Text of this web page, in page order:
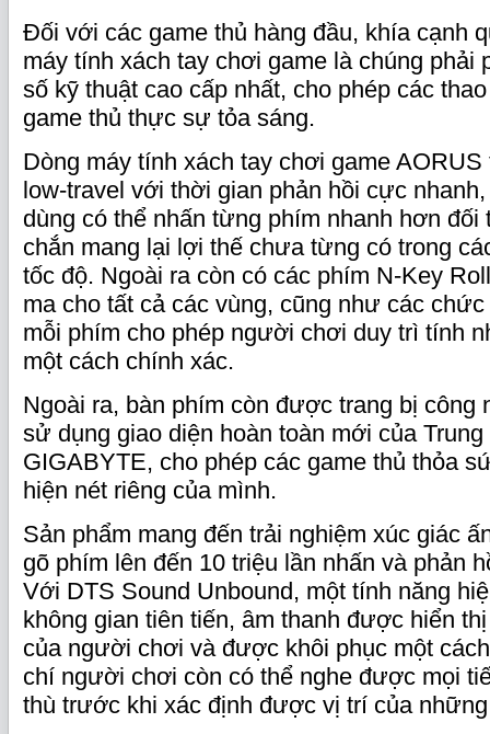
Đối với các game thủ hàng đầu, khía cạnh
máy tính xách tay chơi game là chúng phải
số kỹ thuật cao cấp nhất, cho phép các
game thủ thực sự tỏa sáng.
Dòng máy tính xách tay chơi game
low-travel với thời gian phản hồi cực
dùng có thể nhấn từng phím nhanh hơn đối
chắn mang lại lợi thế chưa từng có trong
tốc độ. Ngoài ra còn có các phím N-Key
ma cho tất cả các vùng, cũng như các
mỗi phím cho phép người chơi duy trì tính
một cách chính xác.
Ngoài ra, bàn phím còn được trang bị công
sử dụng giao diện hoàn toàn mới của
GIGABYTE, cho phép các game thủ thỏa
hiện nét riêng của mình.
Sản phẩm mang đến trải nghiệm xúc giác
gõ phím lên đến 10 triệu lần nhấn và phản
Với DTS Sound Unbound, một tính năng
không gian tiên tiến, âm thanh được hiển
của người chơi và được khôi phục một
chí người chơi còn có thể nghe được mọi
thù trước khi xác định được vị trí của